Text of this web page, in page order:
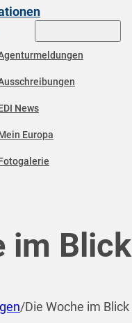
News
Europa
im Blick
/Die Woche im Blick